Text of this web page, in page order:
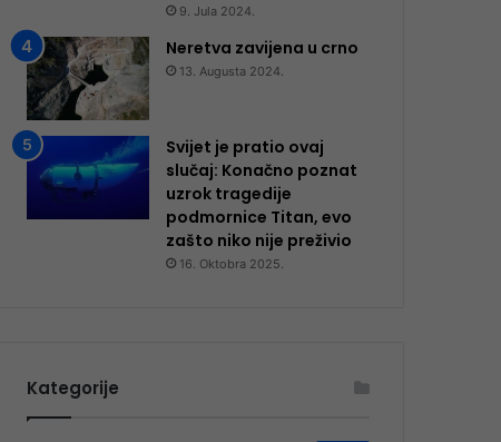
9. Jula 2024.
Neretva zavijena u crno
13. Augusta 2024.
Svijet je pratio ovaj
slučaj: Konačno poznat
uzrok tragedije
podmornice Titan, evo
zašto niko nije preživio
16. Oktobra 2025.
Kategorije